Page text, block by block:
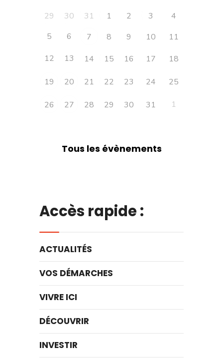
29 30 31 1 2 3
4
5
6 7 8 9 10
11
12
13 14 15 16 17 18
19 20 21 22 23 24 25
26 27 28 29 30 31 1
Tous les évènements
Accès rapide :
ACTUALITÉS
VOS DÉMARCHES
VIVRE ICI
DÉCOUVRIR
INVESTIR